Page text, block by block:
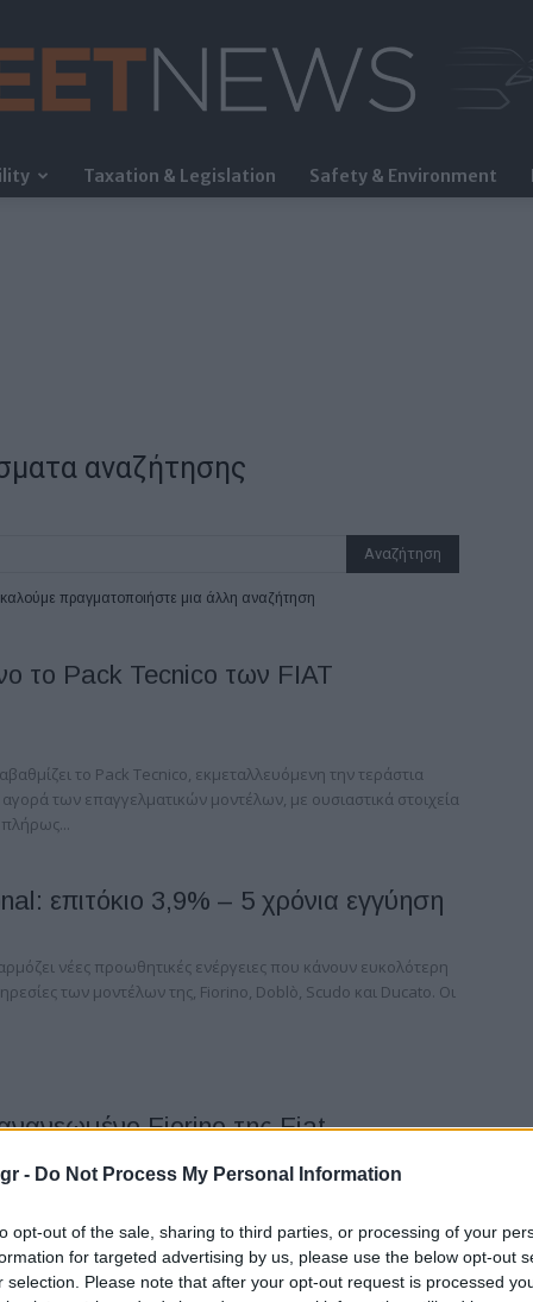
- Do Not Process My Personal Information
opt-out of the sale, sharing to third parties, or processing of your
for targeted advertising by us, please use the below opt-out
selection. Please note that after your opt-out request is processed
FleetNews
Taxation & Legislation Safety & Environment
αναζήτησης
πραγματοποιήστε μια άλλη αναζήτηση
το Pack Tecnico των FIAT
το Pack Tecnico, εκμεταλλευόμενη την τεράστια
των επαγγελματικών μοντέλων, με ουσιαστικά στοιχεία
πλήρως...
επιτόκιο 3,9% – 5 χρόνια εγγύηση
νέες προωθητικές ενέργειες που κάνουν ευκολότερη
των μοντέλων της, Fiorino, Doblò, Scudo και Ducato. Οι
Fiorino της Fiat
Fiat Fiorino είναι ήδη διαθέσιμη στο επίσημο δίκτυο των
Professional, με μικρές αλλαγές που ισχυροποιούν ακόμα